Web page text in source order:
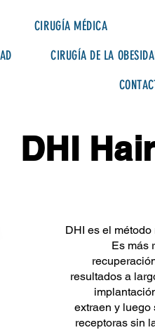
CIRUGÍA MÉDICA
CIRUGÍA DE LA
DHI
DHI es el
Es más
resultados a
extraen y luego
receptoras sin